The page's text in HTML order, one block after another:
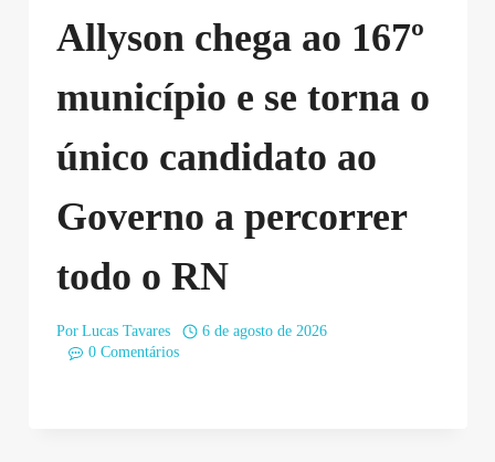
Allyson chega ao 167º
município e se torna o
único candidato ao
Governo a percorrer
todo o RN
Por Lucas Tavares
6 de agosto de 2026
0 Comentários